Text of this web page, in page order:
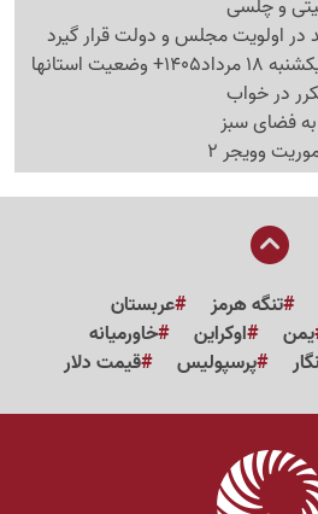
و چلسی
در اولویت مجلس و دولت قرار گیرد
استانها
در خواب
به فضای سبز
وویجر 2
تنگه هرمز
عربستان
یمن اوکراین
خاورمیانه
پرسپولیس قیمت دلار